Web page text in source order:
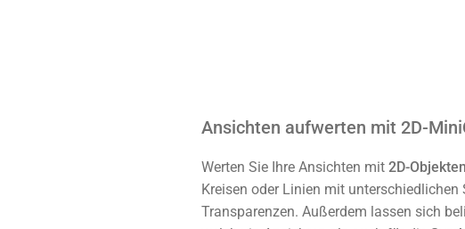
Ansichten aufwerten mit 2D-
Werten Sie Ihre Ansichten mit2D-Objekten
Kreisen oder Linien mit unterschiedlichen
Transparenzen. Außerdem lassen sich